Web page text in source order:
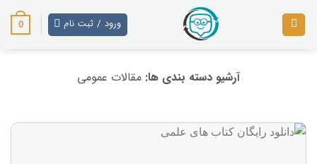
ورود / ثبت نام 0
آرشیو دسته بندی ها: مقالات عمومی